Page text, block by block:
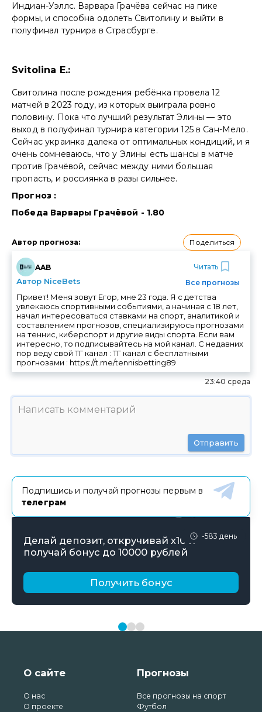
Индиан-Уэллс. Варвара Грачёва сейчас на пике
формы, и способна одолеть Свитолину и выйти в
полуфинал турнира в Страсбурге.
Svitolina E.:
Свитолина после рождения ребёнка провела 12
матчей в 2023 году, из которых выиграла ровно
половину. Пока что лучший результат Элины — это
выход в полуфинал турнира категории 125 в Сан-Мело.
Сейчас украинка далека от оптимальных кондиций, и я
очень сомневаюсь, что у Элины есть шансы в матче
против Грачёвой, сейчас между ними большая
пропасть, и россиянка в разы сильнее.
Прогноз :
Победа Варвары Грачёвой - 1.80
Автор прогноза: Поделиться
AAB
Автор NiceBets
Читать
Все прогнозы
Привет! Меня зовут Егор, мне 23 года. Я с детства
увлекаюсь спортивными событиями, а начиная с 18 лет,
начал интересоваться ставками на спорт, аналитикой и
составлением прогнозов, специализируюсь прогнозами
на теннис, киберспорт и другие виды спорта. Если вам
интересно, то подписывайтесь на мой канал. С недавних
пор веду свой ТГ канал : ТГ канал с бесплатными
прогнозами : https://t.me/tennisbetting89
23:40 среда
Отправить
Подпишись и получай прогнозы первым в
телеграм
-583 день
Делай депозит, откручивай х10 и
получай бонус до 10000 рублей
Получить бонус
О сайте
О нас
О проекте
Прогнозы
Все прогнозы на спорт
Футбол